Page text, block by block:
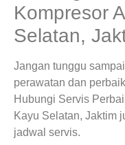
Kompresor
Selatan,
Jangan tunggu
perawatan dan
Hubungi Servis
Kayu Selatan, Jaktim
jadwal servis.